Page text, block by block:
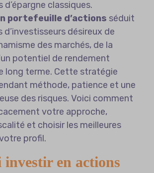
classiques.
portefeuille d’actions séduit
d’investisseurs désireux de
des marchés, de la
potentiel de rendement
long terme. Cette stratégie
méthode, patience et une
des risques. Voici comment
votre approche,
et choisir les meilleures
profil.
en actions